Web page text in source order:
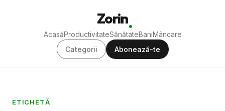
Zorin
AcasăProductivitateSănătateBaniMâncare
Categorii
Abonează-te
ETICHETĂ